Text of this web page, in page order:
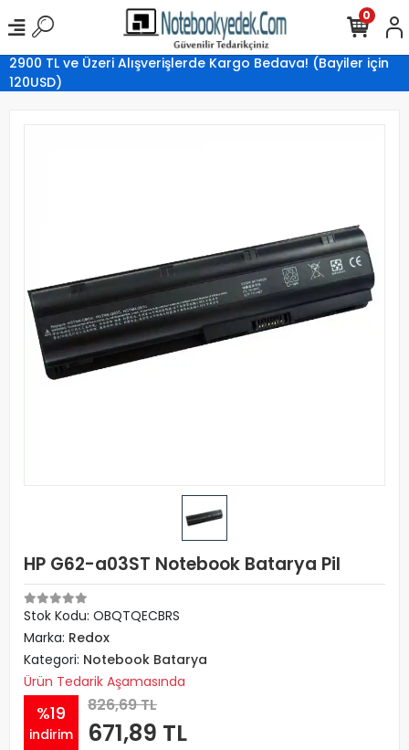
2900 TL ve Üzeri Alışverişlerde Kargo Bedava! (Bayiler için
120USD)
0
HP G62-a03ST Notebook Batarya Pil
Stok Kodu: OBQTQECBRS
Marka: Redox
Kategori: Notebook Batarya
Ürün Tedarik Aşamasında
%19
indirim
826,69 TL
671,89 TL